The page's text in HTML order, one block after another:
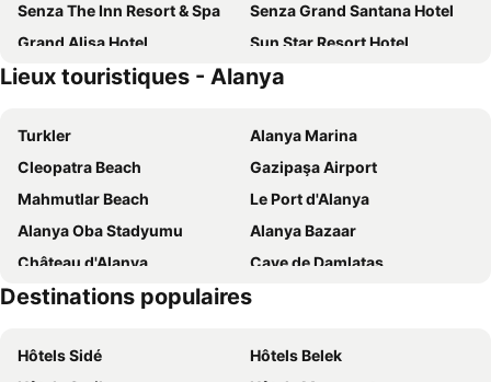
Senza The Inn Resort & Spa
Senza Grand Santana Hotel
Grand Alisa Hotel
Sun Star Resort Hotel
Noxinn Deluxe Hotel - Ultra All Inclusive
Elite Luxury Suite & Spa
Ramira Joy Hotel
Xoria Deluxe
Avena Resort & Spa Hotel
Sey Beach Hotel & Spa
Kleopatra Atlas Hotel
Diamond Hill Resort Hotel
Asia Beach Resort & Spa Hotel
Kleopatra Ramira Hotel
Campus Hill Hotel
Oba Star Hotel & Spa
Eftalia Splash Resort Hotel
Hotel Club Paradiso
Kleopatra Dreams Beach Hotel
Green Garden Resort & Spa Hotel
Lieux touristiques - Alanya
Turkler
Alanya Marina
Cleopatra Beach
Gazipaşa Airport
Mahmutlar Beach
Le Port d'Alanya
Alanya Oba Stadyumu
Alanya Bazaar
Château d'Alanya
Cave de Damlatas
Alanya Bus Terminal
Rivière Dim
Dim Dam
Alanya Triatlon
Destinations populaires
Hôtels Sidé
Hôtels Belek